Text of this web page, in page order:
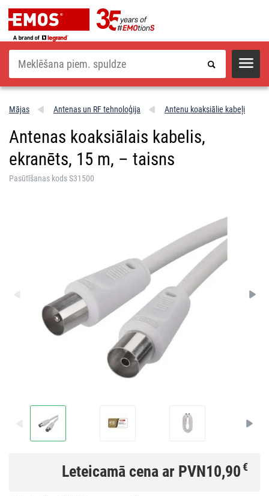
Meklēšana
Mājas Antenas un RF tehnoloģija Antenu koaksiālie kabeļi
Antenas koaksiālais kabelis,
ekranēts, 15 m, – taisns
Pasūtīšanas kods S31500
Leteicamā cena ar PVN10,90€